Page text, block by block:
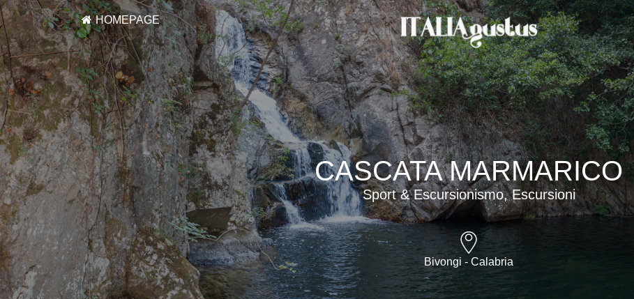
HOMEPAGE
CASCATA MARMARICO
Sport & Escursionismo, Escursioni
Bivongi - Calabria